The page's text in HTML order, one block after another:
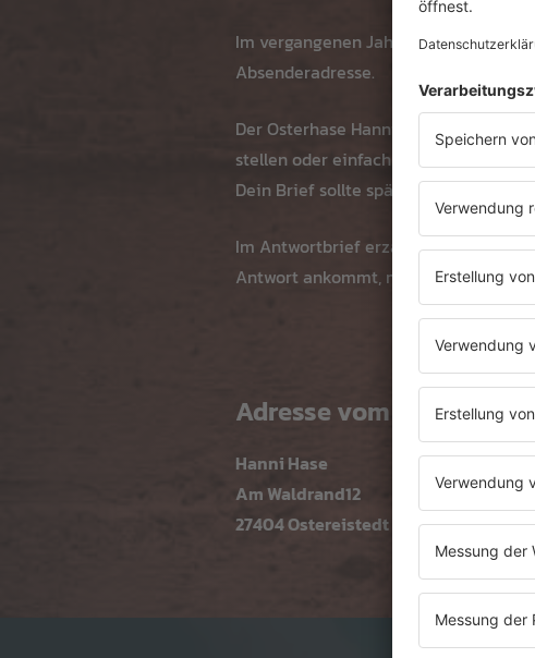
Im vergangenen Jahr erreichten den
Absenderadresse.
Der Osterhase Hanni Hase freut sich
stellen oder einfach aus ihrem Alltag
Dein Brief sollte spätestens eine
Im Antwortbrief erzählt der
Antwort ankommt, musst du den
Adresse vom
Hanni Hase
Am Waldrand12
27404 Ostereistedt